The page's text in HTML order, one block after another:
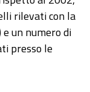
rilevati con la
e un numero di
presso le